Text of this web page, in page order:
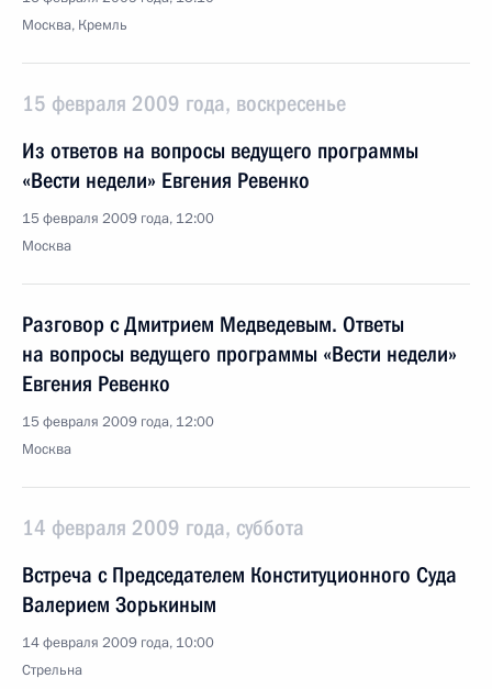
Москва, Кремль
15 февраля 2009 года, воскресенье
Из ответов на вопросы ведущего программы
«Вести недели» Евгения Ревенко
15 февраля 2009 года, 12:00
Москва
Разговор с Дмитрием Медведевым. Ответы
на вопросы ведущего программы «Вести недели»
Евгения Ревенко
15 февраля 2009 года, 12:00
Москва
14 февраля 2009 года, суббота
Встреча с Председателем Конституционного Суда
Валерием Зорькиным
14 февраля 2009 года, 10:00
Стрельна